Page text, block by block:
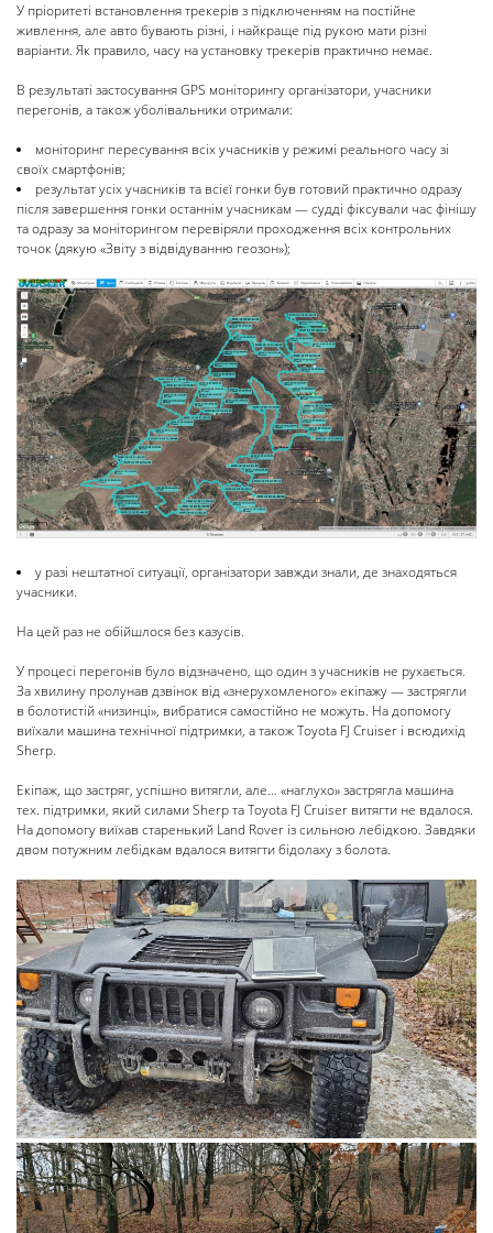
У пріоритеті встановлення трекерів з підключенням на постійне
живлення, але авто бувають різні, і найкраще під рукою мати різні
варіанти. Як правило, часу на установку трекерів практично немає.
В результаті застосування GPS моніторингу організатори, учасники
перегонів, а також уболівальники отримали:
моніторинг пересування всіх учасників у режимі реального часу зі
своїх смартфонів;
результат усіх учасників та всієї гонки був готовий практично одразу
після завершення гонки останнім учасникам — судді фіксували час фінішу
та одразу за моніторингом перевіряли проходження всіх контрольних
точок (дякую «Звіту з відвідуванню геозон»);
у разі нештатної ситуації, організатори завжди знали, де знаходяться
учасники.
На цей раз не обійшлося без казусів.
У процесі перегонів було відзначено, що один з учасників не рухається.
За хвилину пролунав дзвінок від «знерухомленого» екіпажу — застрягли
в болотистій «низинці», вибратися самостійно не можуть. На допомогу
виїхали машина технічної підтримки, а також Toyota FJ Cruiser і всюдихід
Sherp.
Екіпаж, що застряг, успішно витягли, але… «наглухо» застрягла машина
тех. підтримки, який силами Sherp та Toyota FJ Cruiser витягти не вдалося.
На допомогу виїхав старенький Land Rover із сильною лебідкою. Завдяки
двом потужним лебідкам вдалося витягти бідолаху з болота.